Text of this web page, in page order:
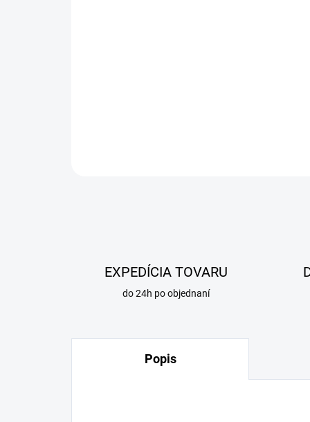
EXPEDÍCIA TOVARU
do 24h po objednaní
Popis